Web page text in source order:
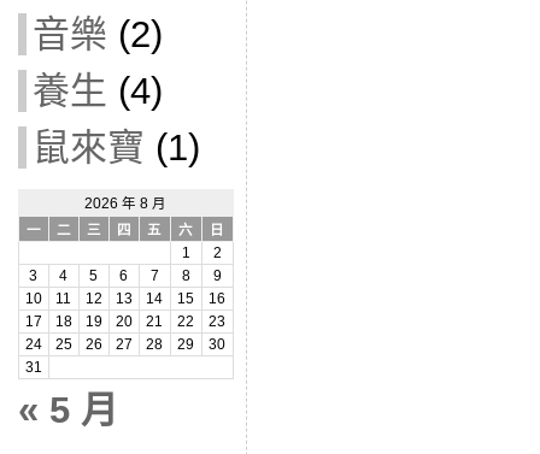
音樂 (2)
養生 (4)
鼠來寶 (1)
2026 年 8 月
一
二 三 四 五 六
日
1
2
3
4 5 6 7 8
9
10
11 12 13 14 15
16
17
18 19 20 21 22
23
24
25 26 27 28 29
30
31
« 5 月